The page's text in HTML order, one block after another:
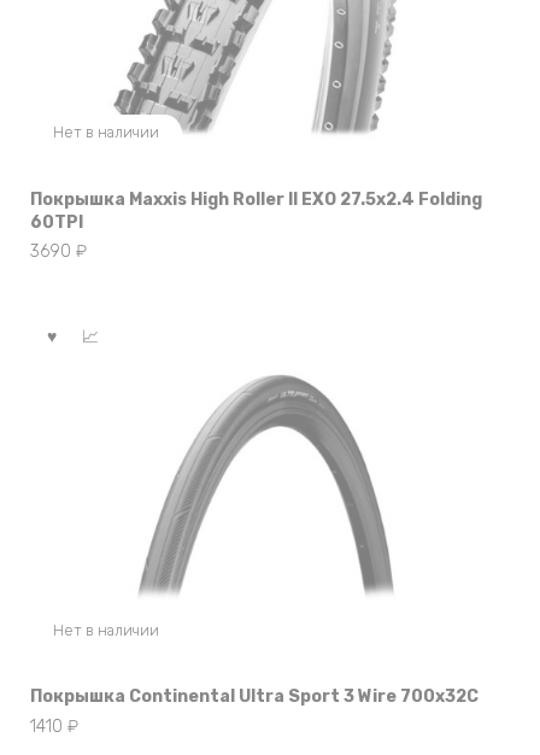
Нет в наличии
Покрышка Maxxis High Roller II EXO 27.5х2.4 Folding
60TPI
3690 ₽
Нет в наличии
Покрышка Continental Ultra Sport 3 Wire 700x32C
1410 ₽